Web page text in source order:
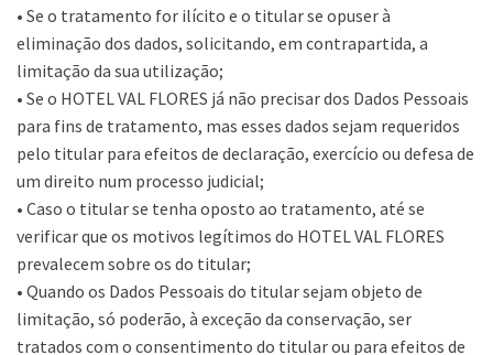
• Se o tratamento for ilícito e o titular se opuser à
eliminação dos dados, solicitando, em contrapartida, a
limitação da sua utilização;
• Se o HOTEL VAL FLORES já não precisar dos Dados Pessoais
para fins de tratamento, mas esses dados sejam requeridos
pelo titular para efeitos de declaração, exercício ou defesa de
um direito num processo judicial;
• Caso o titular se tenha oposto ao tratamento, até se
verificar que os motivos legítimos do HOTEL VAL FLORES
prevalecem sobre os do titular;
• Quando os Dados Pessoais do titular sejam objeto de
limitação, só poderão, à exceção da conservação, ser
tratados com o consentimento do titular ou para efeitos de